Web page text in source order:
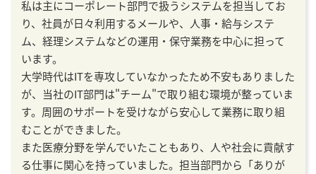
私は主にコーポレート部門で扱うシステムを担当してお
り、社員が日々利用するメールや、人事・給与システ
ム、経理システムなどの運用・保守業務を中心に担って
います。
大学時代はITを専攻していなかったため不安もありました
が、当社のIT部門は"チーム"で取り組む環境が整っていま
す。周囲のサポートを受けながら安心して業務に取り組
むことができました。
また医療分野を学んでいたこともあり、人や社会に貢献す
る仕事に関心を持っていました。担当部門から「ありが